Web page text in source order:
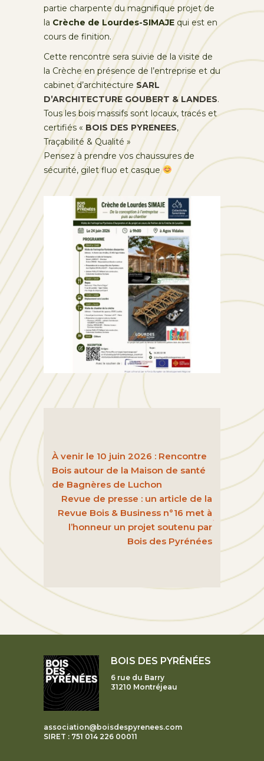
partie charpente du magnifique projet de
la Crèche de Lourdes-SIMAJE qui est en
cours de finition.
Cette rencontre sera suivie de la visite de
la Crèche en présence de l’entreprise et du
cabinet d’architecture SARL
D’ARCHITECTURE GOUBERT & LANDES.
Tous les bois massifs sont locaux, tracés et
certifiés « BOIS DES PYRENEES,
Traçabilité & Qualité »
Pensez à prendre vos chaussures de
sécurité, gilet fluo et casque
À venir le 10 juin 2026 : Rencontre
Bois autour de la Maison de santé
de Bagnères de Luchon
Revue de presse : un article de la
Revue Bois & Business n°16 met à
l’honneur un projet soutenu par
Bois des Pyrénées
BOIS DES PYRÉNÉES
6 rue du Barry
31210 Montréjeau
association@boisdespyrenees.com
SIRET : 751 014 226 00011